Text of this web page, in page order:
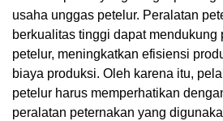
usaha unggas petelur. Peralatan
berkualitas tinggi dapat mendukung
petelur, meningkatkan efisiensi
biaya produksi. Oleh karena itu,
petelur harus memperhatikan
peralatan peternakan yang